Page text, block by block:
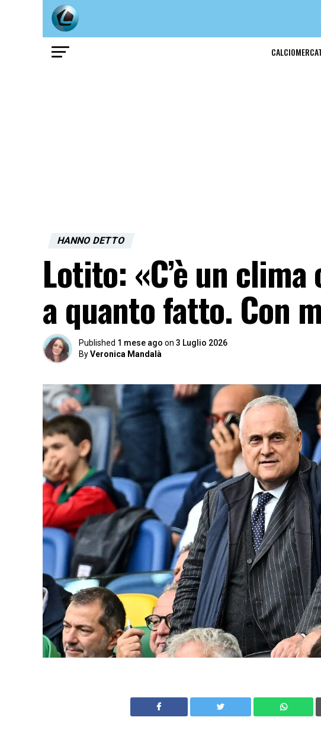
HANNO DETTO
Lotito: «C’è un
a quanto fatto. Con
Published 1 mese ago on 3 Luglio 2026
ByVeronica Mandalà